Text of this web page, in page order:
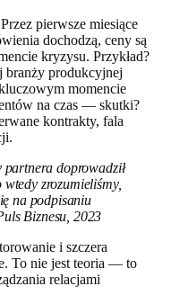
pierwsze miesiące
dochodzą, ceny są
kryzysu. Przykład?
branży produkcyjnej
momencie
na czas — skutki?
kontrakty, fala
partnera doprowadził
zrozumieliśmy,
na podpisaniu
Biznesu, 2023
i szczera
To nie jest teoria — to
relacjami